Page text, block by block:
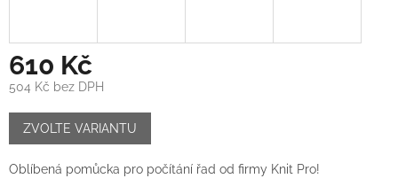
610 Kč
504 Kč bez DPH
Měrná
cena:
ZVOLTE VARIANTU
Oblíbená pomůcka pro počítání řad od firmy Knit Pro!